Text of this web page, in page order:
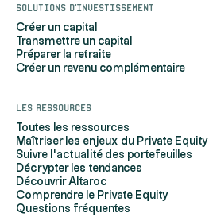
Solutions d'investissement
Créer un capital
Transmettre un capital
Préparer la retraite
Créer un revenu complémentaire
Les ressources
Toutes les ressources
Maîtriser les enjeux du Private Equity
Suivre l'actualité des portefeuilles
Décrypter les tendances
Découvrir Altaroc
Comprendre le Private Equity
Questions fréquentes